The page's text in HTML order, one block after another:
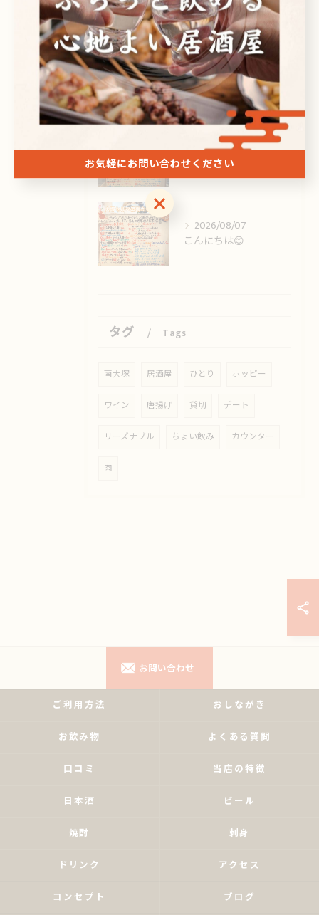
最近の投稿 Recent Posts
2026/08/09
お疲れ様です🙏
2026/08/08
お疲れ様です。
2026/08/07
こんにちは😊
タグ Tags
南大塚 居酒屋 ひとり ホッピー
ワイン 唐揚げ 貸切 デート
リーズナブル ちょい飲み カウンター
肉
お問い合わせ
ご利用方法 おしながき
お飲み物 よくある質問
口コミ 当店の特徴
日本酒 ビール
焼酎 刺身
ドリンク アクセス
コンセプト ブログ
お気軽にお問い合わせください
お気軽にお問い合わせください